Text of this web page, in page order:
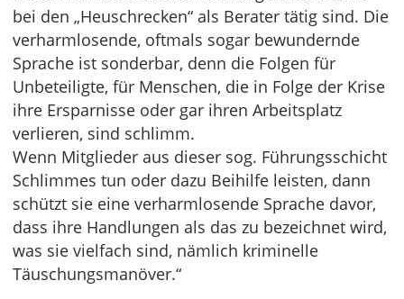
bei den „Heuschrecken“ als Berater tätig sind. Die
verharmlosende, oftmals sogar bewundernde
Sprache ist sonderbar, denn die Folgen für
Unbeteiligte, für Menschen, die in Folge der Krise
ihre Ersparnisse oder gar ihren Arbeitsplatz
verlieren, sind schlimm.
Wenn Mitglieder aus dieser sog. Führungsschicht
Schlimmes tun oder dazu Beihilfe leisten, dann
schützt sie eine verharmlosende Sprache davor,
dass ihre Handlungen als das zu bezeichnet wird,
was sie vielfach sind, nämlich kriminelle
Täuschungsmanöver.“